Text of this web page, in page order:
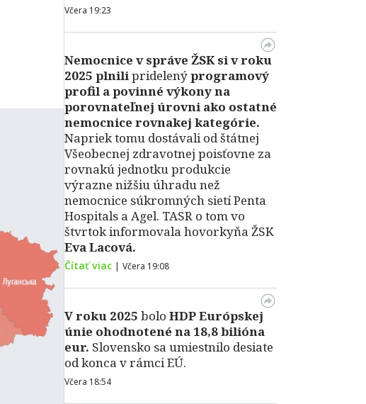
Včera 19:23
Nemocnice v správe ŽSK si v roku
2025 plnilipridelenýprogramový
profil a povinné výkony na
porovnateľnej úrovni ako ostatné
nemocnice rovnakej kategórie.
Napriek tomu dostávali od štátnej
Všeobecnej zdravotnej poisťovne za
rovnakú jednotku produkcie
výrazne nižšiu úhradu než
nemocnice súkromných sietí Penta
Hospitals a Agel. TASR o tom vo
štvrtok informovala hovorkyňa ŽSK
Eva Lacová.
Čítať viac | Včera 19:08
V roku 2025 bolo HDPEurópskej
únie ohodnotené na 18,8 bilióna
eur. Slovensko sa umiestnilo desiate
od konca v rámci EÚ.
Včera 18:54